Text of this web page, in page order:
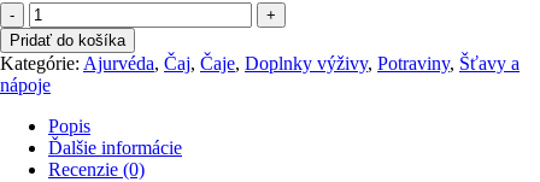
množstvo
SHALARI
Močový
metabolizmus
&
kĺby
Pridať do košíka
Kategórie: Ajurvéda, Čaj, Čaje, Doplnky výživy, Potraviny, Šťavy a
nápoje
Popis
Ďalšie informácie
Recenzie (0)